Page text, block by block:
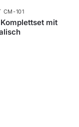
CM-101
mit